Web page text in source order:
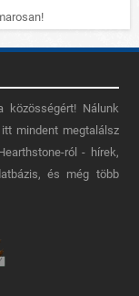
közösségért! Nálunk
mindent megtalálsz
ról - hírek,
és még több